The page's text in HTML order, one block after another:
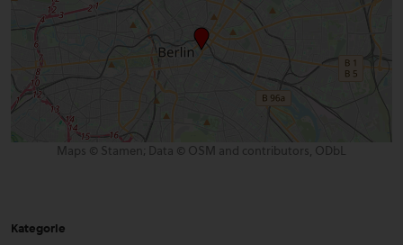
Maps © Stamen; Data © OSM and contributors, ODbL
Kategorie